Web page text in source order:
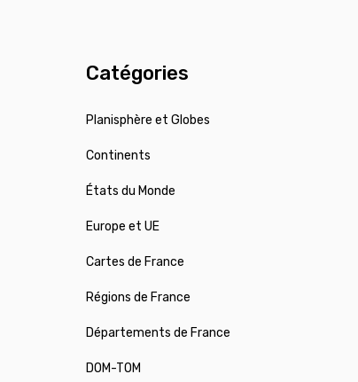
Catégories
Planisphère et Globes
Continents
États du Monde
Europe et UE
Cartes de France
Régions de France
Départements de France
DOM-TOM